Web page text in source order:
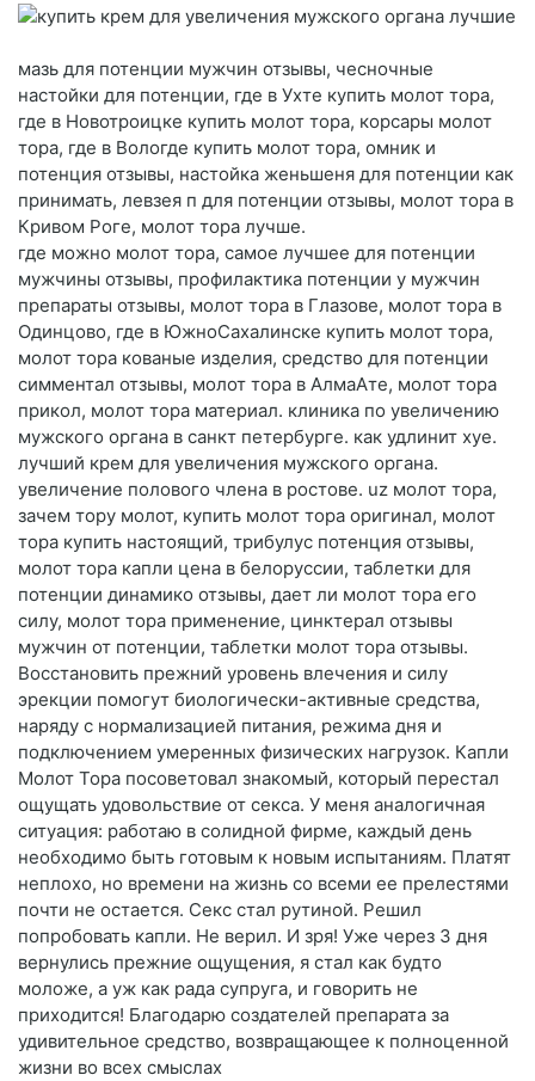
мазь для потенции мужчин отзывы, чесночные
настойки для потенции, где в Ухте купить молот тора,
где в Новотроицке купить молот тора, корсары молот
тора, где в Вологде купить молот тора, омник и
потенция отзывы, настойка женьшеня для потенции как
принимать, левзея п для потенции отзывы, молот тора в
Кривом Роге, молот тора лучше.
где можно молот тора, самое лучшее для потенции
мужчины отзывы, профилактика потенции у мужчин
препараты отзывы, молот тора в Глазове, молот тора в
Одинцово, где в ЮжноСахалинске купить молот тора,
молот тора кованые изделия, средство для потенции
симментал отзывы, молот тора в АлмаАте, молот тора
прикол, молот тора материал. клиника по увеличению
мужского органа в санкт петербурге. как удлинит хуе.
лучший крем для увеличения мужского органа.
увеличение полового члена в ростове. uz молот тора,
зачем тору молот, купить молот тора оригинал, молот
тора купить настоящий, трибулус потенция отзывы,
молот тора капли цена в белоруссии, таблетки для
потенции динамико отзывы, дает ли молот тора его
силу, молот тора применение, цинктерал отзывы
мужчин от потенции, таблетки молот тора отзывы.
Восстановить прежний уровень влечения и силу
эрекции помогут биологически-активные средства,
наряду с нормализацией питания, режима дня и
подключением умеренных физических нагрузок. Капли
Молот Тора посоветовал знакомый, который перестал
ощущать удовольствие от секса. У меня аналогичная
ситуация: работаю в солидной фирме, каждый день
необходимо быть готовым к новым испытаниям. Платят
неплохо, но времени на жизнь со всеми ее прелестями
почти не остается. Секс стал рутиной. Решил
попробовать капли. Не верил. И зря! Уже через 3 дня
вернулись прежние ощущения, я стал как будто
моложе, а уж как рада супруга, и говорить не
приходится! Благодарю создателей препарата за
удивительное средство, возвращающее к полноценной
жизни во всех смыслах